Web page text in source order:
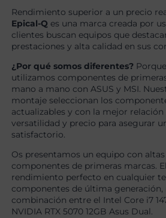
Rendimiento superior a un precio
Epical-Q es una marca creada por
clientes buscan equipos que
prestaciones y alta calidad en sus
¿Por qué somos diferentes?
utilizamos componentes de
mano a mano con ASUS y MSI.
montaje seleccionan los
actualizables y con la mejor
versatilidad y precio para asegurar
satisfactorio.
Os presentamos un equipo con
componentes de primeras marcas.
rendimiento perfecto en cualquier
componentes de última generación,
combinación entre el Intel Core i7
NVIDIA RTX 5070 12GB Asus Dual.